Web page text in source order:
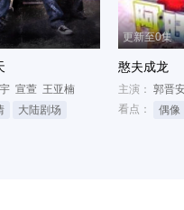
宣萱 王亚楠
大陆剧场
更新至0集
憨夫成龙
主演： 郭晋
看点：
偶像